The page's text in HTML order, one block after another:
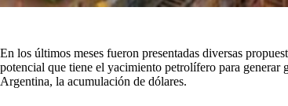
En los últimos meses fueron presentadas diversas
potencial que tiene el yacimiento petrolífero para generar
Argentina, la acumulación de dólares.